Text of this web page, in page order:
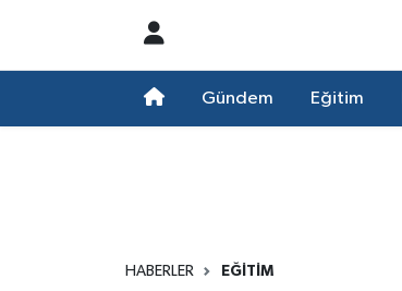
Gündem Eğitim
HABERLER EĞITIM